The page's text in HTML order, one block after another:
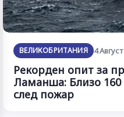
ВЕЛИКОБРИТАНИЯ 4
Рекорден опит за
Ламанша: Близо
след пожар